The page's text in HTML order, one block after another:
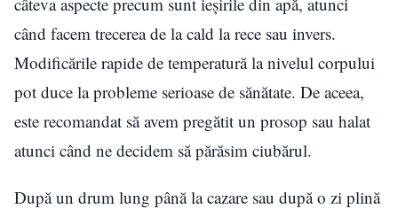
când facem trecerea de la cald la rece sau invers.
Modificările rapide de temperatură la nivelul corpului
pot duce la probleme serioase de sănătate. De aceea,
este recomandat să avem pregătit un prosop sau halat
atunci când ne decidem să părăsim ciubărul.
După un drum lung până la cazare sau după o zi plină